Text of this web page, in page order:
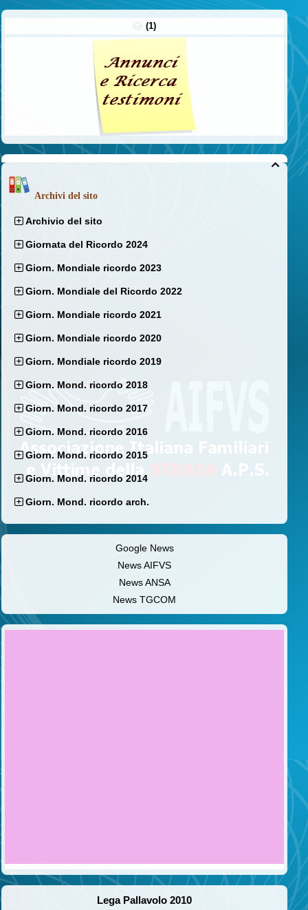
(1)

Archivi del sito
Archivio del sito
Giornata del Ricordo 2024
Giorn. Mondiale ricordo 2023
Giorn. Mondiale del Ricordo 2022
Giorn. Mondiale ricordo 2021
Giorn. Mondiale ricordo 2020
Giorn. Mondiale ricordo 2019
Giorn. Mond. ricordo 2018
Giorn. Mond. ricordo 2017
Giorn. Mond. ricordo 2016
Giorn. Mond. ricordo 2015
Giorn. Mond. ricordo 2014
Giorn. Mond. ricordo arch.
Google News
News AIFVS
News ANSA
News TGCOM
Lega Pallavolo 2010